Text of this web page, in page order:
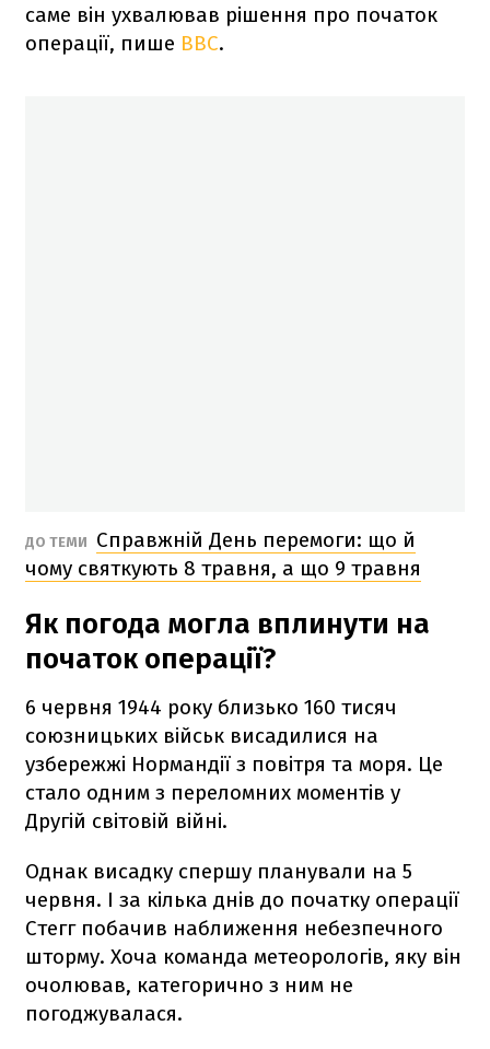
саме він ухвалював рішення про початок
операції, пише BBC.
ДО ТЕМИ
Справжній День перемоги: що й
чому святкують 8 травня, а що 9 травня
Як погода могла вплинути на
початок операції?
6 червня 1944 року близько 160 тисяч
союзницьких військ висадилися на
узбережжі Нормандії з повітря та моря. Це
стало одним з переломних моментів у
Другій світовій війні.
Однак висадку спершу планували на 5
червня. І за кілька днів до початку операції
Стегг побачив наближення небезпечного
шторму. Хоча команда метеорологів, яку він
очолював, категорично з ним не
погоджувалася.